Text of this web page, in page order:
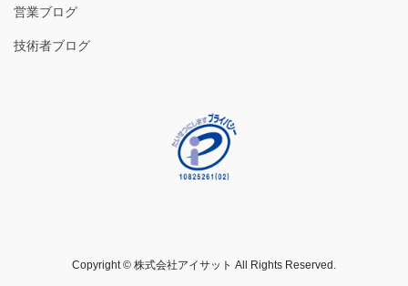
営業ブログ
技術者ブログ
Copyright © 株式会社アイサット All Rights Reserved.